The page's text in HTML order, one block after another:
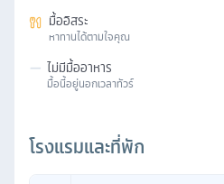
มื้ออิสระ
หาทานได้ตามใจคุณ
— ไม่มีมื้ออาหาร
มื้อนี้อยู่นอกเวลาทัวร์
โรงแรมและที่พัก